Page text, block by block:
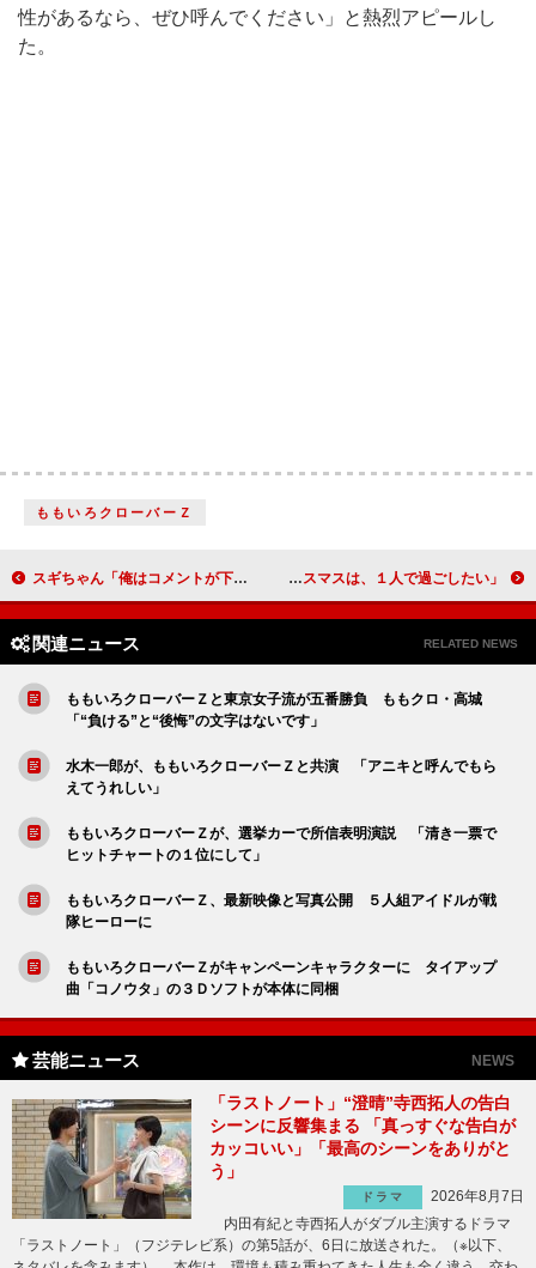
性があるなら、ぜひ呼んでください」と熱烈アピールし
た。
ももいろクローバーＺ
スギちゃん「俺はコメントが下手」 開き直って「ワイルドだろ？」 栗原類、パジャマ女子に囲まれ照れ笑い 「クリスマスは、１人で過ごしたい」
関連ニュース RELATED NEWS
ももいろクローバーＺと東京女子流が五番勝負 ももクロ・高城
「“負ける”と“後悔”の文字はないです」
水木一郎が、ももいろクローバーＺと共演 「アニキと呼んでもら
えてうれしい」
ももいろクローバーＺが、選挙カーで所信表明演説 「清き一票で
ヒットチャートの１位にして」
ももいろクローバーＺ、最新映像と写真公開 ５人組アイドルが戦
隊ヒーローに
ももいろクローバーＺがキャンペーンキャラクターに タイアップ
曲「コノウタ」の３Ｄソフトが本体に同梱
芸能ニュース NEWS
「ラストノート」“澄晴”寺西拓人の告白
シーンに反響集まる 「真っすぐな告白が
カッコいい」「最高のシーンをありがと
う」
ドラマ
2026年8月7日
内田有紀と寺西拓人がダブル主演するドラマ
「ラストノート」（フジテレビ系）の第5話が、6日に放送された。（※以下、